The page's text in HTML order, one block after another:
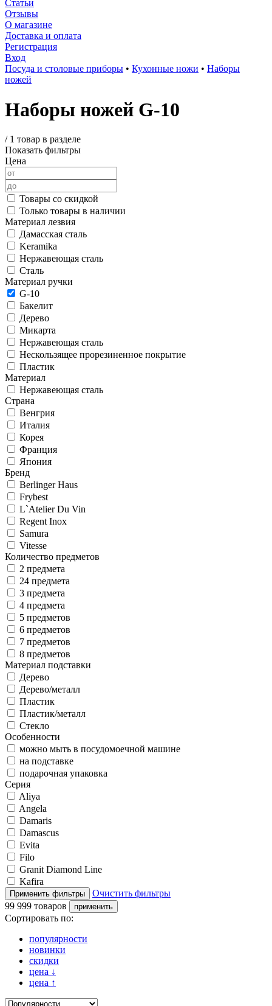
Статьи
Отзывы
О магазине
Доставка и оплата
Регистрация
Вход
Посуда и столовые приборы • Кухонные ножи • Наборы
ножей
Наборы ножей G-10
/ 1 товар в разделе
Показать фильтры
Цена
Товары со скидкой
Только товары в наличии
Материал лезвия
Дамасская сталь
Keramika
Нержавеющая сталь
Сталь
Материал ручки
G-10
Бакелит
Дерево
Микарта
Нержавеющая сталь
Нескользящее прорезиненное покрытие
Пластик
Материал
Нержавеющая сталь
Страна
Венгрия
Италия
Корея
Франция
Япония
Бренд
Berlinger Haus
Frybest
L`Atelier Du Vin
Regent Inox
Samura
Vitesse
Количество предметов
2 предмета
24 предмета
3 предмета
4 предмета
5 предметов
6 предметов
7 предметов
8 предметов
Материал подставки
Дерево
Дерево/металл
Пластик
Пластик/металл
Стекло
Особенности
можно мыть в посудомоечной машине
на подставке
подарочная упаковка
Серия
Aliya
Angela
Damaris
Damascus
Evita
Filo
Granit Diamond Line
Kafira
Очистить фильтры
99 999 товаров
Сортировать по:
популярности
новинки
скидки
цена ↓
цена ↑